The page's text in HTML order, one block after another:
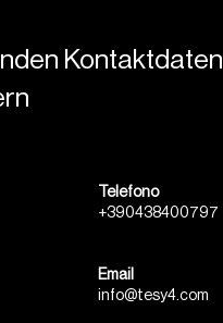
Kontaktdaten
Telefono
+390438400797
Email
info@tesy4.com